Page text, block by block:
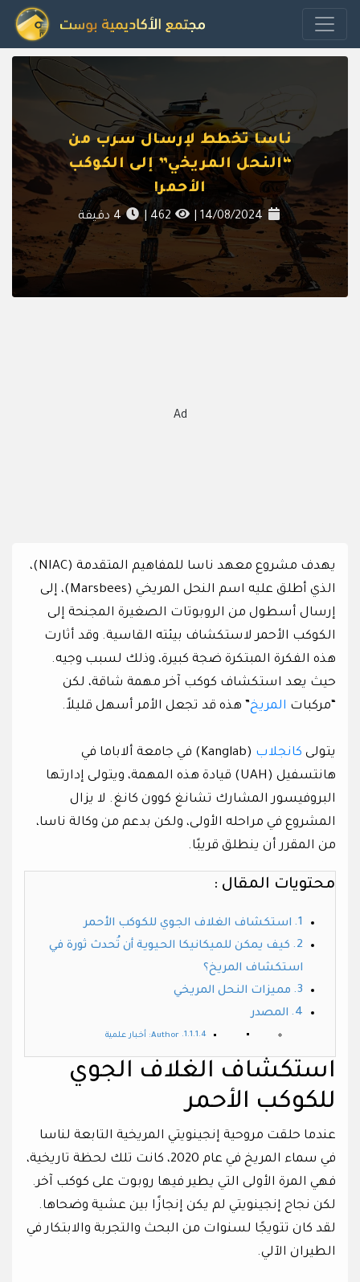
ناسا تخطط لإرسال سرب من
“النحل المريخي” إلى الكوكب
الأحمر!
14/08/2024
|
4 دقيقة
Ad
يهدف مشروع معهد ناسا للمفاهيم المتقدمة (NIAC)،
الذي أطلق عليه اسم النحل المريخي (Marsbees)، إلى
إرسال أسطول من الروبوتات الصغيرة المجنحة إلى
الكوكب الأحمر لاستكشاف بيئته القاسية. وقد أثارت
هذه الفكرة المبتكرة ضجة كبيرة، وذلك لسبب وجيه.
حيث يعد استكشاف كوكب آخر مهمة شاقة، لكن
“مركبات المريخ” هذه قد تجعل الأمر أسهل قليلاً.
يتولى كانجلاب
(Kanglab) في جامعة ألاباما في
هانتسفيل (UAH) قيادة هذه المهمة، ويتولى إدارتها
البروفيسور المشارك تشانغ كوون كانغ. لا يزال
المشروع في مراحله الأولى، ولكن بدعم من وكالة ناسا،
من المقرر أن ينطلق قريبًا.
محتويات المقال :
استكشاف الغلاف الجوي للكوكب الأحمر
كيف يمكن للميكانيكا الحيوية أن تُحدث ثورة في
استكشاف المريخ؟
مميزات النحل المريخي
المصدر
Author: أخبار علمية
استكشاف الغلاف الجوي
للكوكب الأحمر
عندما حلقت مروحية إنجينويتي المريخية التابعة لناسا
في سماء المريخ في عام 2020، كانت تلك لحظة تاريخية،
فهي المرة الأولى التي يطير فيها روبوت على كوكب آخر.
لكن نجاح إنجينويتي لم يكن إنجازًا بين عشية وضحاها.
لقد كان تتويجًا لسنوات من البحث والتجربة والابتكار في
الطيران الآلي.